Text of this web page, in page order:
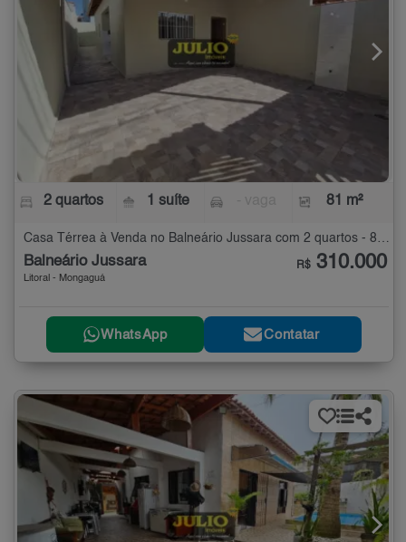
2 quartos 1 suíte 81 m²
Casa Térrea à Venda no Balneário Jussara com 2 quartos - 81 m²
Balneário Jussara
Litoral - Mongaguá
R$ 310.000
WhatsApp Contatar